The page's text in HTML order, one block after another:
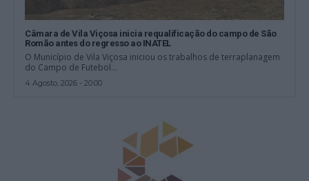
Câmara de Vila Viçosa inicia requalificação do campo de São
Romão antes do regresso ao INATEL
O Município de Vila Viçosa iniciou os trabalhos de terraplanagem
do Campo de Futebol...
4 Agosto, 2026 - 20:00